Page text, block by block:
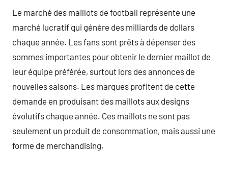
Le marché des maillots de football représente une
marché lucratif qui génère des milliards de dollars
chaque année. Les fans sont prêts à dépenser des
sommes importantes pour obtenir le dernier maillot de
leur équipe préférée, surtout lors des annonces de
nouvelles saisons. Les marques profitent de cette
demande en produisant des maillots aux designs
évolutifs chaque année. Ces maillots ne sont pas
seulement un produit de consommation, mais aussi une
forme de merchandising.